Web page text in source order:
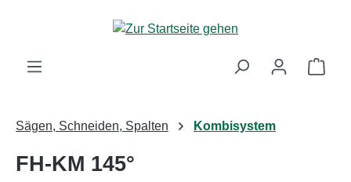
Zum Hauptinhalt springen
Sägen, Schneiden, Spalten Kombisystem
FH-KM 145°